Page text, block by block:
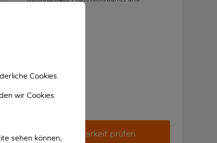
Verfügbarkeit prüfen
Cookies.
wir Cookies
sehen können;